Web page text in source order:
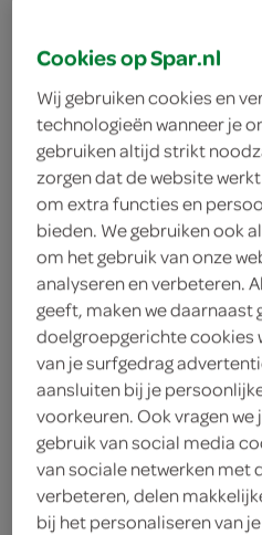
Spar
Spar
2.
19
8 Stuks
Cookies op Spar.nl
Wij gebruiken cookies en
technologieën wanneer je
gebruiken altijd strikt
zorgen dat de website
om extra functies en
bieden. We gebruiken ook
om het gebruik van onze
analyseren en verbeteren.
geeft, maken we daarnaast
doelgroepgerichte cookies
van je surfgedrag
aansluiten bij je
voorkeuren. Ook vragen
gebruik van social media
van sociale netwerken met
verbeteren, delen
bij het personaliseren van